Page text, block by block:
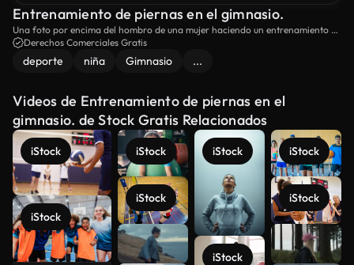
Entrenamiento de piernas en el gimnasio.
Una foto por encima del hombro de una mujer haciendo un entrenamiento de
piernas en el gimnasio.
Derechos Comerciales Gratis
deporte niña Gimnasio ...
Videos de Entrenamiento de piernas en el
gimnasio. de Stock Gratis Relacionados
iStock
iStock
iStock
iStock
iStock
iStock
iStock
iStock
Ver más